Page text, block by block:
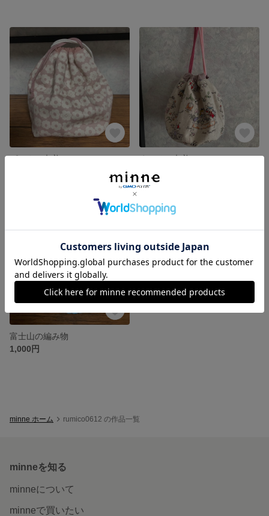
ピンクの巾着
まぁるい巾着
残り1点
富士山の編み物
1,000円
minne ホーム rumico0612 の作品一覧
minneを知る
minneについて
minneで買いたい